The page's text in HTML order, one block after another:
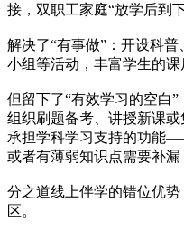
接，双职工家庭“放学后到
解决了“有事做”：开设科
小组等活动，丰富学生的课
但留下了“有效学习的空白
组织刷题备考、讲授新课
承担学科学习支持的功能
或者有薄弱知识点需要补漏
分之道线上伴学的错位优
区。